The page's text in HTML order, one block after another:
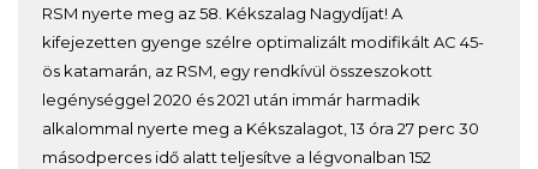
RSM nyerte meg az 58. Kékszalag Nagydíjat! A
kifejezetten gyenge szélre optimalizált modifikált AC 45-
ös katamarán, az RSM, egy rendkívül összeszokott
legénységgel 2020 és 2021 után immár harmadik
alkalommal nyerte meg a Kékszalagot, 13 óra 27 perc 30
másodperces idő alatt teljesítve a légvonalban 152